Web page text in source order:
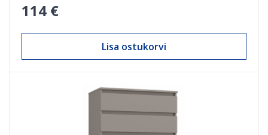
114 €
Lisa ostukorvi